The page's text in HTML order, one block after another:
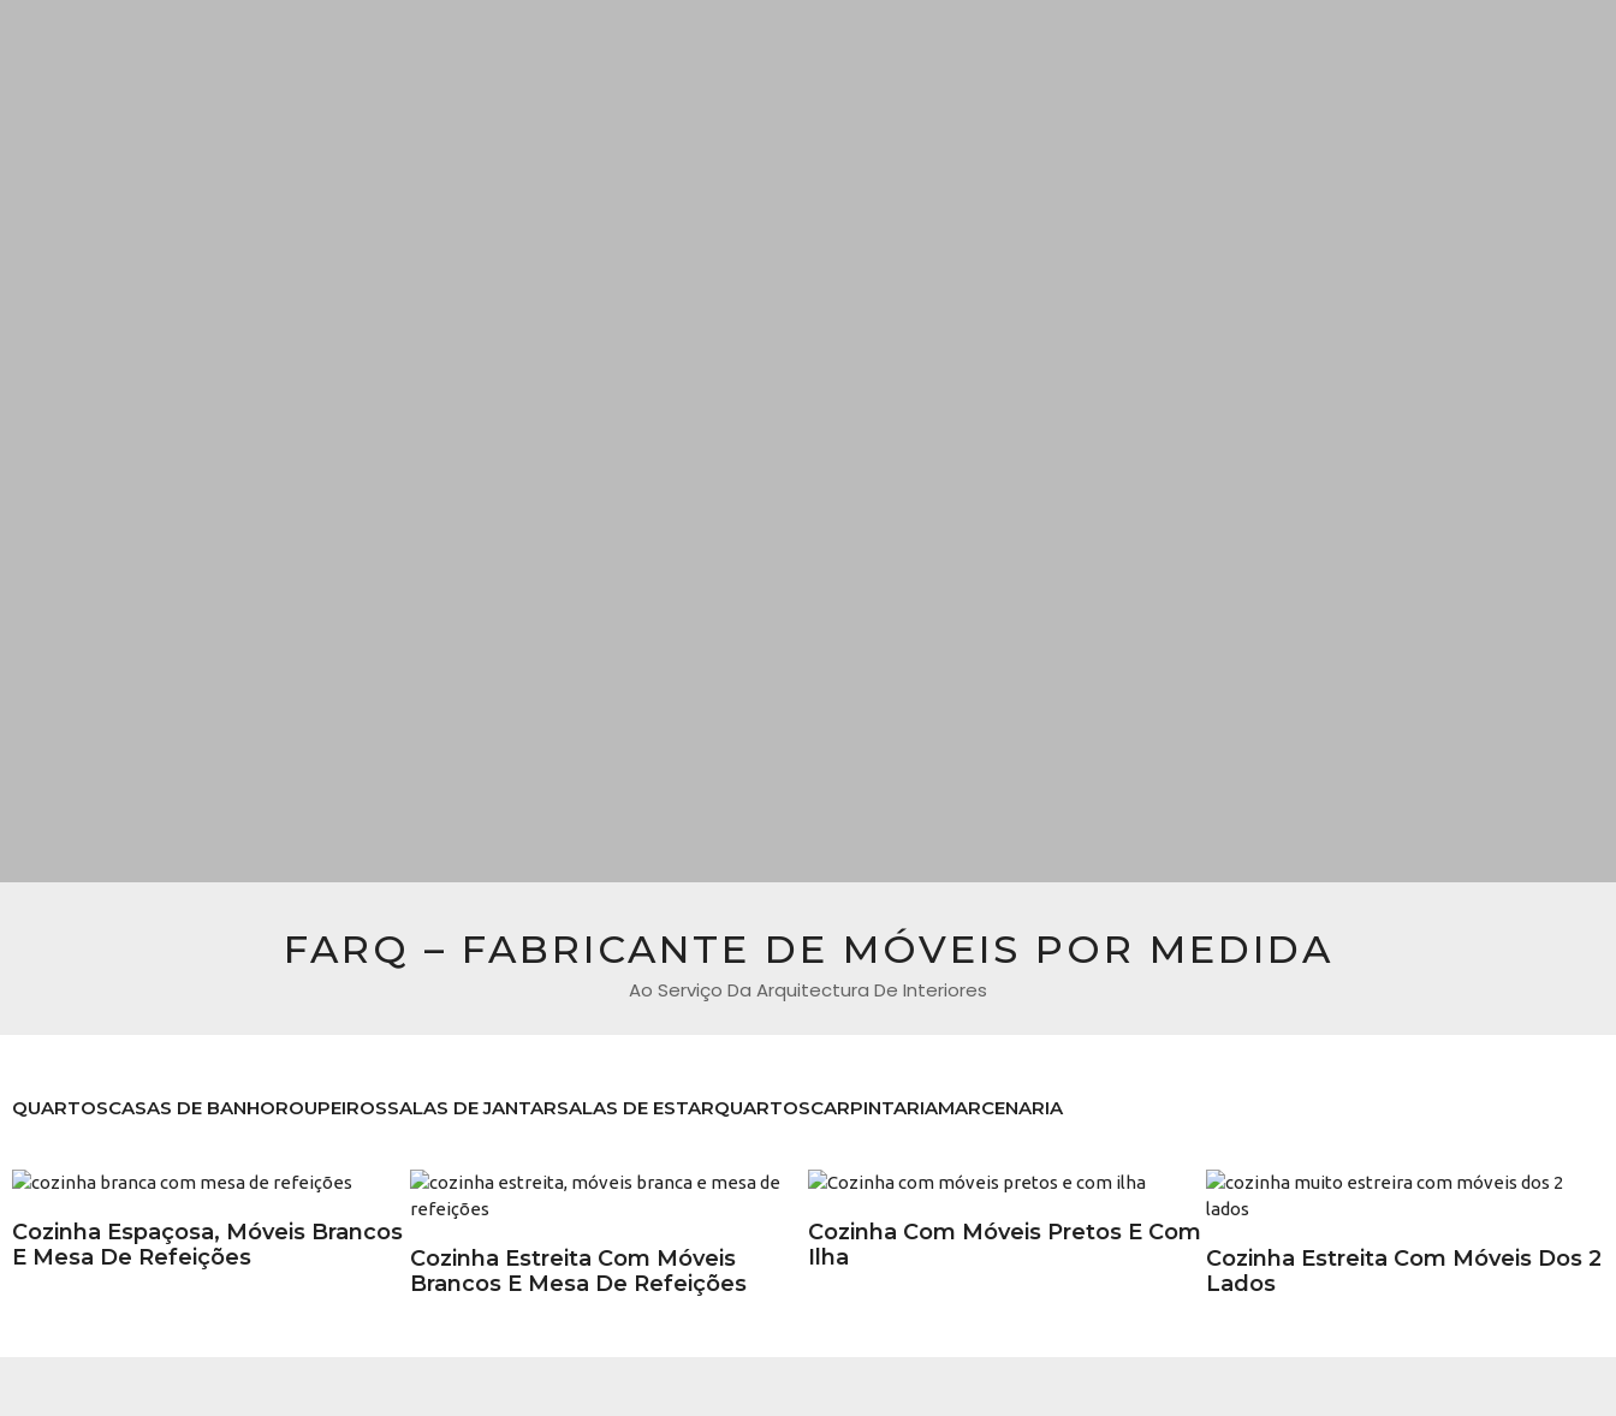
FARQ – FABRICANTE DE MÓVEIS POR MEDIDA
Ao Serviço Da Arquitectura De Interiores
QUARTOSCASAS DE BANHOROUPEIROSSALAS DE JANTARSALAS DE ESTARQUARTOSCARPINTARIAMARCENARIA
Cozinha Espaçosa, Móveis Brancos
E Mesa De Refeições
Cozinha Estreita Com Móveis
Brancos E Mesa De Refeições
Cozinha Com Móveis Pretos E Com
Ilha
Cozinha Estreita Com Móveis Dos 2
Lados